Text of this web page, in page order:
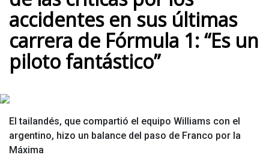
accidentes en sus últimas
carrera de Fórmula 1: “Es un
piloto fantástico”
El tailandés, que compartió el equipo Williams con el
argentino, hizo un balance del paso de Franco por la
Máxima